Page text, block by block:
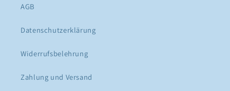
AGB
Datenschutzerklärung
Widerrufsbelehrung
Zahlung und Versand